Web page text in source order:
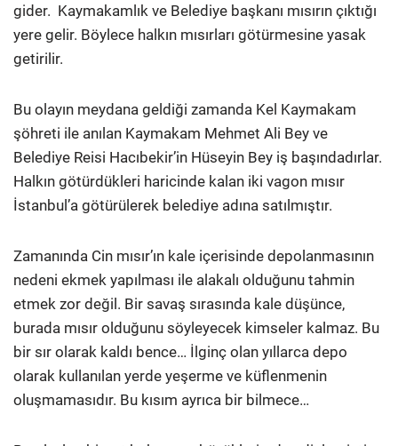
gider. Kaymakamlık ve Belediye başkanı mısırın çıktığı
yere gelir. Böylece halkın mısırları götürmesine yasak
getirilir.
Bu olayın meydana geldiği zamanda Kel Kaymakam
şöhreti ile anılan Kaymakam Mehmet Ali Bey ve
Belediye Reisi Hacıbekir’in Hüseyin Bey iş başındadırlar.
Halkın götürdükleri haricinde kalan iki vagon mısır
İstanbul’a götürülerek belediye adına satılmıştır.
Zamanında Cin mısır’ın kale içerisinde depolanmasının
nedeni ekmek yapılması ile alakalı olduğunu tahmin
etmek zor değil. Bir savaş sırasında kale düşünce,
burada mısır olduğunu söyleyecek kimseler kalmaz. Bu
bir sır olarak kaldı bence… İlginç olan yıllarca depo
olarak kullanılan yerde yeşerme ve küflenmenin
oluşmamasıdır. Bu kısım ayrıca bir bilmece…